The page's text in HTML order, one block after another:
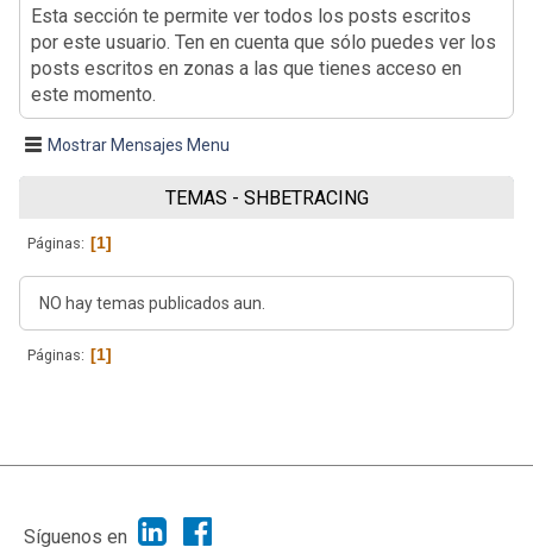
Esta sección te permite ver todos los posts escritos
por este usuario. Ten en cuenta que sólo puedes ver los
posts escritos en zonas a las que tienes acceso en
este momento.
Mostrar Mensajes Menu
TEMAS - SHBETRACING
Páginas 1
NO hay temas publicados aun.
Páginas 1
|
Síguenos en